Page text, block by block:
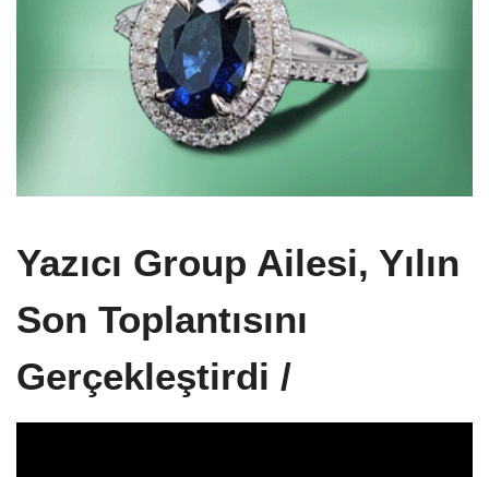
Yazıcı Group Ailesi, Yılın
Son Toplantısını
Gerçekleştirdi /